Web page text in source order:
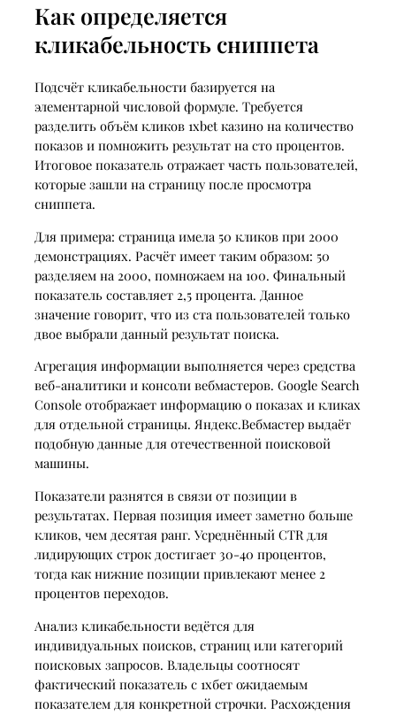
Как определяется
кликабельность сниппета
Подсчёт кликабельности базируется на
элементарной числовой формуле. Требуется
разделить объём кликов 1xbet казино на количество
показов и помножить результат на сто процентов.
Итоговое показатель отражает часть пользователей,
которые зашли на страницу после просмотра
сниппета.
Для примера: страница имела 50 кликов при 2000
демонстрациях. Расчёт имеет таким образом: 50
разделяем на 2000, помножаем на 100. Финальный
показатель составляет 2,5 процента. Данное
значение говорит, что из ста пользователей только
двое выбрали данный результат поиска.
Агрегация информации выполняется через средства
веб-аналитики и консоли вебмастеров. Google Search
Console отображает информацию о показах и кликах
для отдельной страницы. Яндекс.Вебмастер выдаёт
подобную данные для отечественной поисковой
машины.
Показатели разнятся в связи от позиции в
результатах. Первая позиция имеет заметно больше
кликов, чем десятая ранг. Усреднённый CTR для
лидирующих строк достигает 30-40 процентов,
тогда как нижние позиции привлекают менее 2
процентов переходов.
Анализ кликабельности ведётся для
индивидуальных поисков, страниц или категорий
поисковых запросов. Владельцы соотносят
фактический показатель с 1хбет ожидаемым
показателем для конкретной строчки. Расхождения